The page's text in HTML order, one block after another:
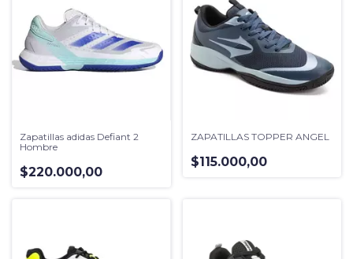
Zapatillas adidas Defiant 2
Hombre
$220.000,00
ZAPATILLAS TOPPER ANGEL
$115.000,00